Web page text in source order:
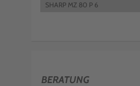
SHARP MZ 80 P 6
BERATUNG